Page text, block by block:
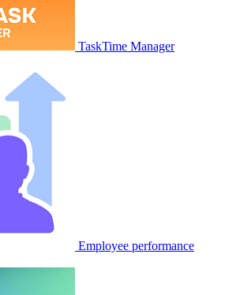
TaskTime Manager
Employee performance